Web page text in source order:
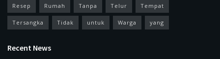
Resep Rumah Tanpa Telur Tempat
Tersangka Tidak untuk Warga yang
Recent News